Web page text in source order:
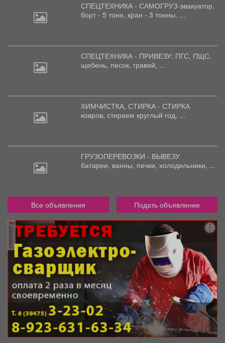
СПЕЦТЕХНИКА - САМОГРУЗ-эвакуатор,
борт - 5 тонн, кран - 3 тонны. ...
СПЕЦТЕХНИКА - ПРИВЕЗУ: ПГС, ПЩС,
щебень, песок, гравий, ...
ХИМЧИСТКА, СТИРКА - СТИРКА
ковров, стираем круглый год, ...
ГРУЗОПЕРЕВОЗКИ - ВЫВЕЗУ
батареи, ванны, печки, холодильники, ...
Все объявления Подать объявление
реклама